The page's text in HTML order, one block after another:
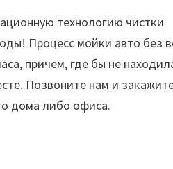
технологию чистки
Процесс мойки авто без
причем, где бы не
Позвоните нам и
дома либо офиса.